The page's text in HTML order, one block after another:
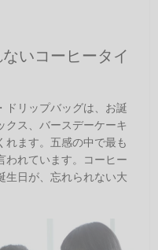
いコーヒータイ
ドリップバッグは、お誕
クス、バースデーケーキ
れます。五感の中で最も
われています。コーヒー
生日が、忘れられない大